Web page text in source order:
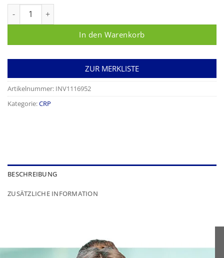
In den Warenkorb
ZUR MERKLISTE
Artikelnummer: INV1116952
Kategorie:CRP
BESCHREIBUNG
ZUSÄTZLICHE INFORMATION